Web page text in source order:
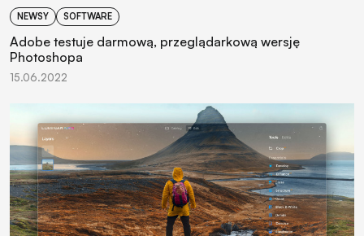
NEWSY SOFTWARE
Adobe testuje darmową, przeglądarkową wersję
Photoshopa
15.06.2022